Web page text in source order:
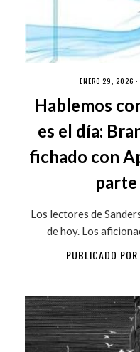
ENERO 29, 2026 ·
Hablemos
es el día:
fichado con
parte
Los lectores de
de hoy. Los
PUBLICADO POR